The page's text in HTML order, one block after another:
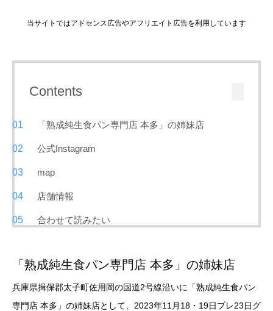
当サイトではアドセンス広告やアフリエイト広告を利用しています
Contents
「熟成純生食パン専門店 本多」の姉妹店
公式Instagram
map
店舗情報
合わせて読みたい
「熟成純生食パン専門店 本多」の姉妹店
兵庫県揖保郡太子町佐用岡の国道2号線沿いに「熟成純生食パン
専門店 本多」の姉妹店として、2023年11月18・19日プレ23日グ